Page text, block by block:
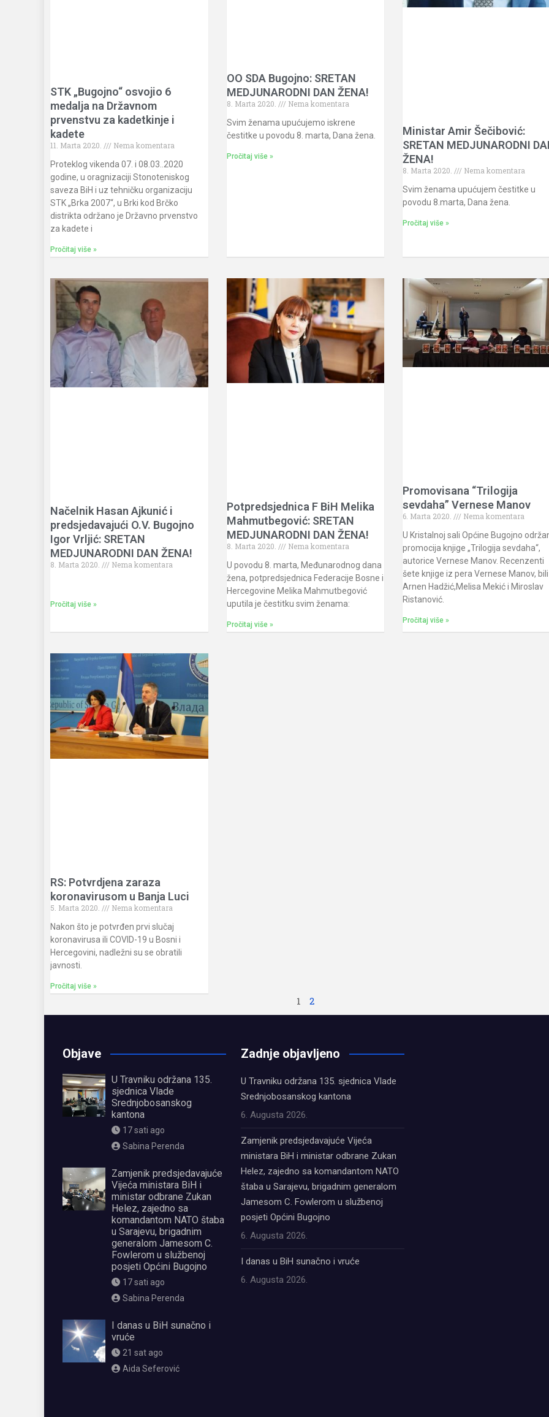
STK „Bugojno“ osvojio 6
medalja na Državnom
prvenstvu za kadetkinje i
kadete
11. Marta 2020.
Nema komentara
Proteklog vikenda 07. i 08.03..2020
godine, u oragnizaciji Stonoteniskog
saveza BiH i uz tehničku organizaciju
STK „Brka 2007“, u Brki kod Brčko
distrikta održano je Državno prvenstvo
za kadete i
Pročitaj više »
OO SDA Bugojno: SRETAN
MEDJUNARODNI DAN ŽENA!
8. Marta 2020.
Nema komentara
Svim ženama upućujemo iskrene
čestitke u povodu 8. marta, Dana žena.
Pročitaj više »
Ministar Amir Šečibović:
SRETAN MEDJUNARODNI
ŽENA!
8. Marta 2020.
Nema komentara
Svim ženama upućujem čestitke u
povodu 8.marta, Dana žena.
Pročitaj više »
Načelnik Hasan Ajkunić i
predsjedavajući O.V. Bugojno
Igor Vrljić: SRETAN
MEDJUNARODNI DAN ŽENA!
8. Marta 2020. Nema komentara
Pročitaj više »
Potpredsjednica F BiH Melika
Mahmutbegović: SRETAN
MEDJUNARODNI DAN ŽENA!
8. Marta 2020.
Nema komentara
U povodu 8. marta, Međunarodnog dana
žena, potpredsjednica Federacije Bosne i
Hercegovine Melika Mahmutbegović
uputila je čestitku svim ženama:
Pročitaj više »
Promovisana “Trilogija
sevdaha” Vernese Manov
6. Marta 2020.
Nema komentara
U Kristalnoj sali Općine Bugojno
promocija knjige „Trilogija sevdaha“,
autorice Vernese Manov. Recenzenti
šete knjige iz pera Vernese Manov,
Arnen Hadžić,Melisa Mekić i Miroslav
Ristanović.
Pročitaj više »
RS: Potvrdjena zaraza
koronavirusom u Banja Luci
5. Marta 2020.
Nema komentara
Nakon što je potvrđen prvi slučaj
koronavirusa ili COVID-19 u Bosni i
Hercegovini, nadležni su se obratili
javnosti.
Pročitaj više »
1 2
Objave
U Travniku održana 135.
sjednica Vlade
Srednjobosanskog
kantona
17 sati ago
Sabina Perenda
Zamjenik predsjedavajuće
Vijeća ministara BiH i
ministar odbrane Zukan
Helez, zajedno sa
komandantom NATO štaba
u Sarajevu, brigadnim
generalom Jamesom C.
Fowlerom u službenoj
posjeti Općini Bugojno
17 sati ago
Sabina Perenda
I danas u BiH sunačno i
vruće
21 sat ago
Aida Seferović
Zadnje objavljeno
U Travniku održana 135. sjednica Vlade
Srednjobosanskog kantona
6. Augusta 2026.
Zamjenik predsjedavajuće Vijeća
ministara BiH i ministar odbrane Zukan
Helez, zajedno sa komandantom NATO
štaba u Sarajevu, brigadnim generalom
Jamesom C. Fowlerom u službenoj
posjeti Općini Bugojno
6. Augusta 2026.
I danas u BiH sunačno i vruće
6. Augusta 2026.